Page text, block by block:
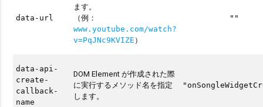
data-url
ます。
（例：
www.youtube.com/watch?
v=PqJNc9KVIZE ）
""
data-api-
create-
callback-
name
DOM Element が作成された際
に実行するメソッド名を指定
します。